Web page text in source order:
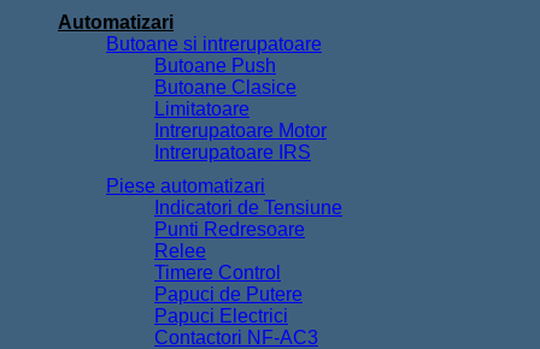
Automatizari
Butoane si intrerupatoare
Butoane Push
Butoane Clasice
Limitatoare
Intrerupatoare Motor
Intrerupatoare IRS
Piese automatizari
Indicatori de Tensiune
Punti Redresoare
Relee
Timere Control
Papuci de Putere
Papuci Electrici
Contactori NF-AC3